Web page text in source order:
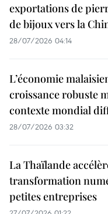
exportations de
de bijoux vers la
28/07/2026 04:14
L’économie
croissance robuste
contexte mondial
28/07/2026 03:32
La Thaïlande
transformation
petites entreprises